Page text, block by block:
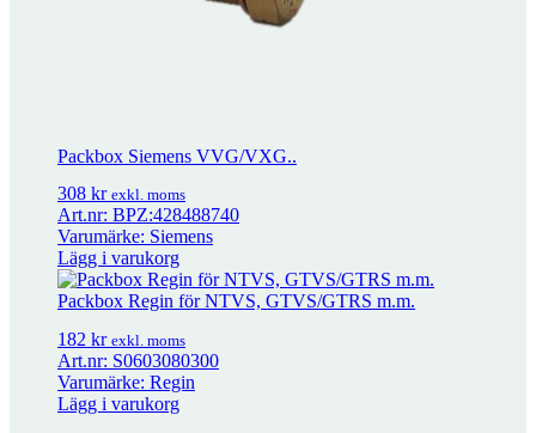
Packbox Siemens VVG/VXG..
308 kr exkl. moms
Art.nr: BPZ:428488740
Varumärke: Siemens
Lägg i varukorg
Packbox Regin för NTVS, GTVS/GTRS m.m.
182 kr exkl. moms
Art.nr: S0603080300
Varumärke: Regin
Lägg i varukorg